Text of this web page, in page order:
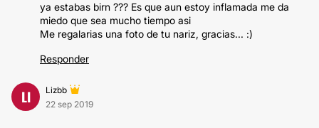
ya estabas birn ??? Es que aun estoy inflamada me da
miedo que sea mucho tiempo asi
Me regalarias una foto de tu nariz, gracias... :)
Responder
LI
Lizbb
22 sep 2019